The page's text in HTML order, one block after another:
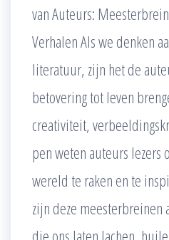
van Auteurs:
Verhalen Als we denken
literatuur, zijn het de
betovering tot leven
creativiteit,
pen weten auteurs lezers
wereld te raken en te
zijn deze meesterbreinen